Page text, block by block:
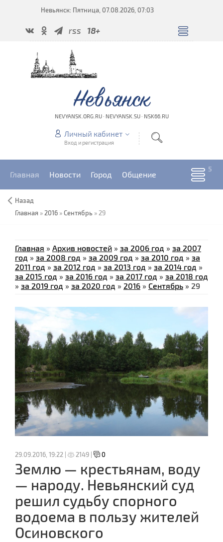
Невьянск: Пятница, 07.08.2026, 07:03
rss 18+
Невьянск
NEVYANSK.ORG.RU · NEVYANSK.SU · NSK66.RU
Личный кабинет
Вход и регистрация
Главная Новости Город Общение
Назад
Главная » 2016 »Сентябрь » 29
Главная » Архив новостей » за 2006 год » за 2007
год » за 2008 год » за 2009 год » за 2010 год » за
2011 год » за 2012 год » за 2013 год » за 2014 год »
за 2015 год » за 2016 год » за 2017 год » за 2018 год
» за 2019 год » за 2020 год » 2016 » Сентябрь » 29
29.09.2016, 19:22 | 2149 | 0
Землю — крестьянам, воду
— народу. Невьянский суд
решил судьбу спорного
водоема в пользу жителей
Осиновского